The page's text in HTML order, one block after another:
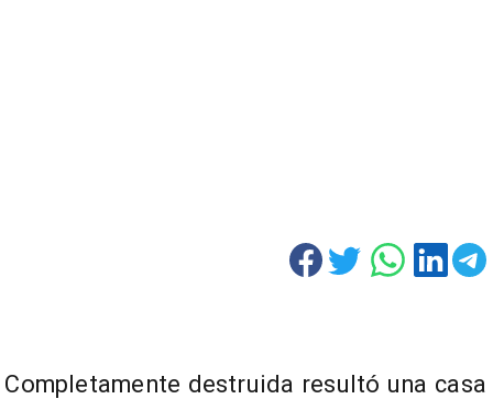
Completamente destruida resultó una casa